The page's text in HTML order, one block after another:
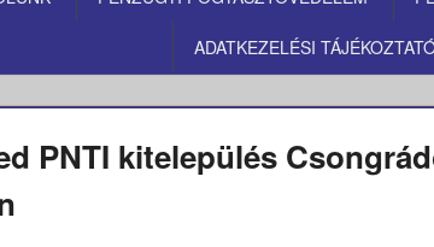
ADATKEZELÉSI
PNTI kitelepülés